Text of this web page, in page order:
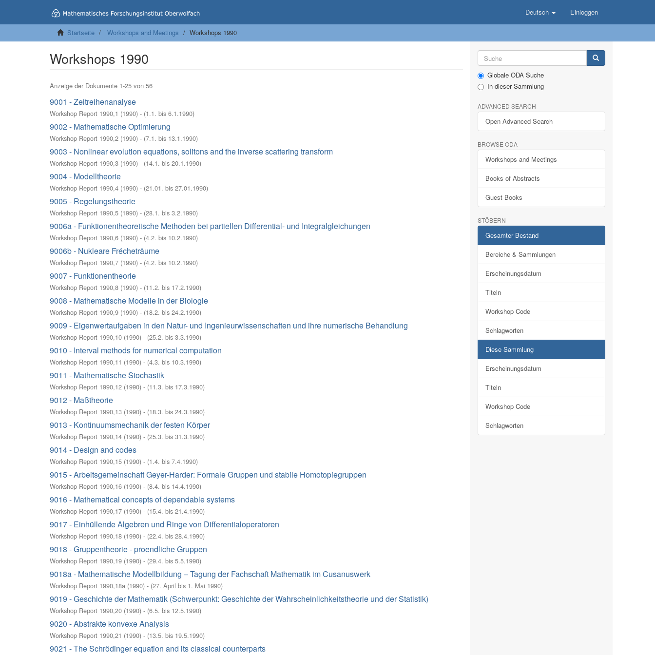
Deutsch Einloggen
Startseite Workshops and Meetings Workshops 1990
Workshops 1990
Anzeige der Dokumente 1-25 von 56
9001 - Zeitreihenanalyse
Workshop Report 1990,1 (1990) - (1.1. bis 6.1.1990)
9002 - Mathematische Optimierung
Workshop Report 1990,2 (1990) - (7.1. bis 13.1.1990)
9003 - Nonlinear evolution equations, solitons and the inverse scattering transform
Workshop Report 1990,3 (1990) - (14.1. bis 20.1.1990)
9004 - Modelltheorie
Workshop Report 1990,4 (1990) - (21.01. bis 27.01.1990)
9005 - Regelungstheorie
Workshop Report 1990,5 (1990) - (28.1. bis 3.2.1990)
9006a - Funktionentheoretische Methoden bei partiellen Differential- und Integralgleichungen
Workshop Report 1990,6 (1990) - (4.2. bis 10.2.1990)
9006b - Nukleare Frécheträume
Workshop Report 1990,7 (1990) - (4.2. bis 10.2.1990)
9007 - Funktionentheorie
Workshop Report 1990,8 (1990) - (11.2. bis 17.2.1990)
9008 - Mathematische Modelle in der Biologie
Workshop Report 1990,9 (1990) - (18.2. bis 24.2.1990)
9009 - Eigenwertaufgaben in den Natur- und Ingenieurwissenschaften und ihre numerische Behandlung
Workshop Report 1990,10 (1990) - (25.2. bis 3.3.1990)
9010 - Interval methods for numerical computation
Workshop Report 1990,11 (1990) - (4.3. bis 10.3.1990)
9011 - Mathematische Stochastik
Workshop Report 1990,12 (1990) - (11.3. bis 17.3.1990)
9012 - Maßtheorie
Workshop Report 1990,13 (1990) - (18.3. bis 24.3.1990)
9013 - Kontinuumsmechanik der festen Körper
Workshop Report 1990,14 (1990) - (25.3. bis 31.3.1990)
9014 - Design and codes
Workshop Report 1990,15 (1990) - (1.4. bis 7.4.1990)
9015 - Arbeitsgemeinschaft Geyer-Harder: Formale Gruppen und stabile Homotopiegruppen
Workshop Report 1990,16 (1990) - (8.4. bis 14.4.1990)
9016 - Mathematical concepts of dependable systems
Workshop Report 1990,17 (1990) - (15.4. bis 21.4.1990)
9017 - Einhüllende Algebren und Ringe von Differentialoperatoren
Workshop Report 1990,18 (1990) - (22.4. bis 28.4.1990)
9018 - Gruppentheorie - proendliche Gruppen
Workshop Report 1990,19 (1990) - (29.4. bis 5.5.1990)
9018a - Mathematische Modellbildung – Tagung der Fachschaft Mathematik im Cusanuswerk
Workshop Report 1990,18a (1990) - (27. April bis 1. Mai 1990)
9019 - Geschichte der Mathematik (Schwerpunkt: Geschichte der Wahrscheinlichkeitstheorie und der Statistik)
Workshop Report 1990,20 (1990) - (6.5. bis 12.5.1990)
9020 - Abstrakte konvexe Analysis
Workshop Report 1990,21 (1990) - (13.5. bis 19.5.1990)
9021 - The Schrödinger equation and its classical counterparts
Globale ODA Suche
In dieser Sammlung
ADVANCED SEARCH
Open Advanced Search
BROWSE ODA
Workshops and Meetings
Books of Abstracts
Guest Books
STÖBERN
Gesamter Bestand
Bereiche & Sammlungen
Erscheinungsdatum
Titeln
Workshop Code
Schlagworten
Diese Sammlung
Erscheinungsdatum
Titeln
Workshop Code
Schlagworten